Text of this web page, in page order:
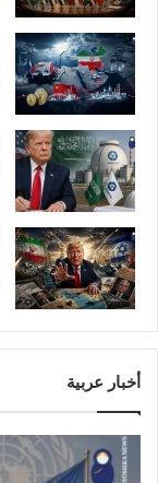
أخبار عربية